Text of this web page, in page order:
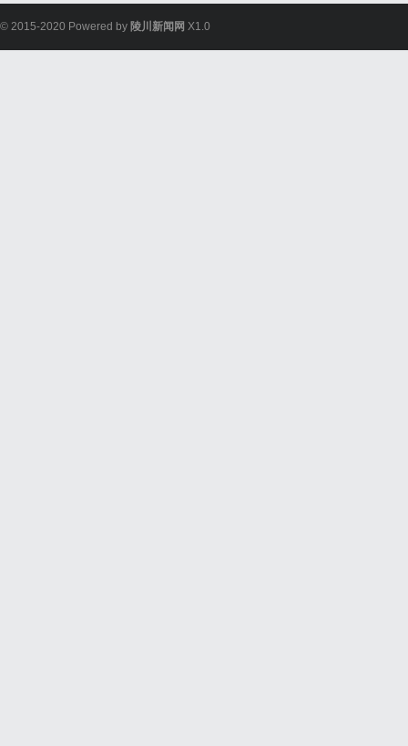
© 2015-2020 Powered by 陵川新闻网 X1.0